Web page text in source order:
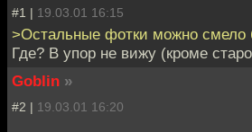
#1 | 19.03.01 16:15
>Остальные фотки можно смело
Где? В упор не вижу (кроме
Goblin »
#2 | 19.03.01 16:20